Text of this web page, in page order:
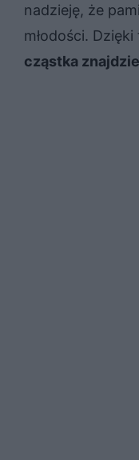
nadzieję, że
młodości.
cząstka